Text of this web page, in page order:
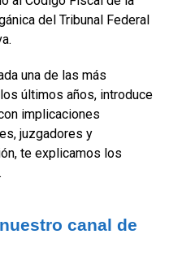
del Tribunal Federal
una de las más
últimos años, introduce
implicaciones
juzgadores y
te explicamos los
canal de